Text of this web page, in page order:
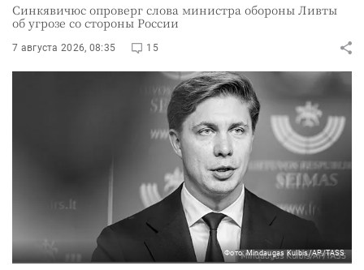
Синкявичюс опроверг слова министра обороны Ливты
об угрозе со стороны России
7 августа 2026, 08:35 15
Фото: Mindaugas Kulbis/AP/TASS